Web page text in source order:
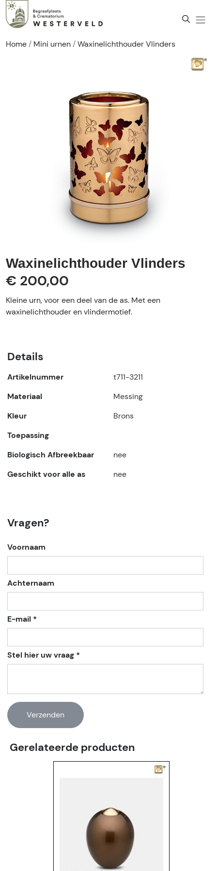
Home Mini urnen Waxinelichthouder Vlinders
Waxinelichthouder Vlinders
€ 200,00
Kleine urn, voor een deel van de as. Met een
waxinelichthouder en vlindermotief.
Details
Artikelnummer
t711-3211
Materiaal
Messing
Kleur
Brons
Toepassing
Biologisch Afbreekbaar
nee
Geschikt voor alle as
nee
Vragen?
Voornaam
Achternaam
E-mail *
Stel hier uw vraag *
Gerelateerde producten